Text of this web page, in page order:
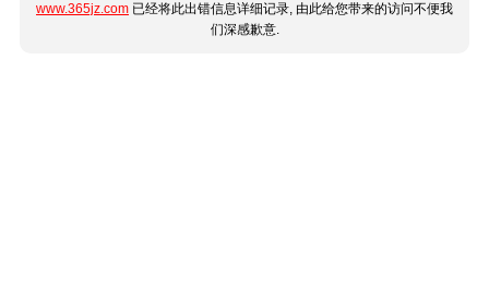
www.365jz.com 已经将此出错信息详细记录, 由此给您带来的访问不便我
们深感歉意.